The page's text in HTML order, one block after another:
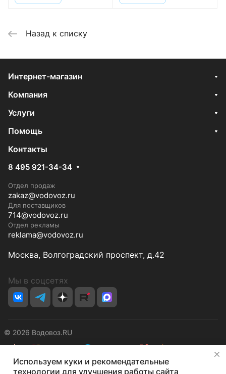
Назад к списку
Интернет-магазин
Компания
Услуги
Помощь
Контакты
8 495 921-34-34
Отдел продаж
zakaz@vodovoz.ru
Для поставщиков
714@vodovoz.ru
Отдел рекламы
reklama@vodovoz.ru
Москва, Волгоградский проспект, д.42
Мы в соцсетях
© 2026 Водовоз.RU
КонфиденциальностьОферта
Используем куки и рекомендательные
технологии для улучшения работы сайта